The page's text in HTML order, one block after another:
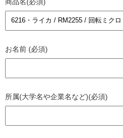
お名前 (必須)
所属(大学名や企業名など)(必須)